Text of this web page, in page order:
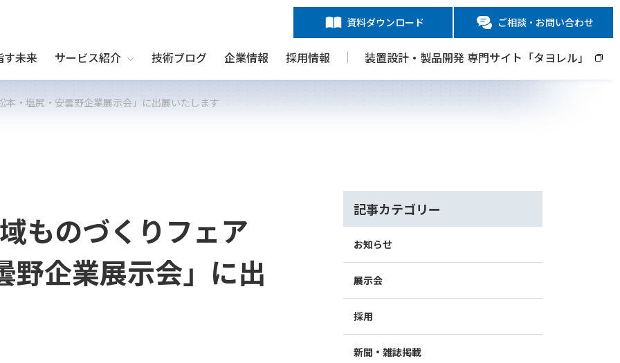
資料ダウンロード ご相談・お問い合わせ
す未来 サービス紹介
Show submenu for サービス紹介
技術ブログ 企業情報 採用情報 装置設計・製品開発 専門サイト「タヨレル」
・塩尻・安曇野企業展示会」に出展いたします
ものづくりフェア
野企業展示会」に出
記事カテゴリー
お知らせ
展示会
採用
新聞・雑誌掲載